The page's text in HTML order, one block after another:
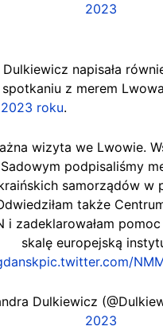
2023
napisała
z merem
roku.
wizyta we Lwowie.
podpisaliśmy
samorządów w
także
i zadeklarowałam
skalę europejską
pic.twitter.com/
Dulkiewicz
2023